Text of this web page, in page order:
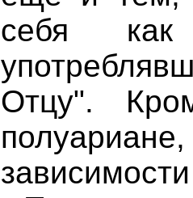
себя
Отцу".